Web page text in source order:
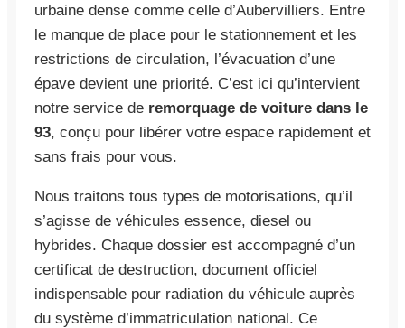
urbaine dense comme celle d’Aubervilliers. Entre
le manque de place pour le stationnement et les
restrictions de circulation, l’évacuation d’une
épave devient une priorité. C’est ici qu’intervient
notre service de remorquage de voiture dans le
93, conçu pour libérer votre espace rapidement et
sans frais pour vous.
Nous traitons tous types de motorisations, qu’il
s’agisse de véhicules essence, diesel ou
hybrides. Chaque dossier est accompagné d’un
certificat de destruction, document officiel
indispensable pour radiation du véhicule auprès
du système d’immatriculation national. Ce